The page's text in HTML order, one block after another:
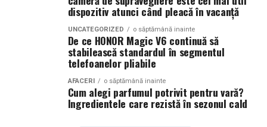
Abonamentele sunt disponibile pe summerwell.ro la
pretul de 513 lei. De asemenea, pot fi achizitionate
bilete de o zi la pretul de 351 lei pentru vineri si
sambata, respectiv 426.6 lei pentru duminica.
Summer Well si-a pastrat identitatea: un eveniment
construit in jurul curiozitatii, al comunitatilor creative si
al experientelor care merg dincolo de muzica.
Editia aniversara marcheaza 15 ani in care festivalul a
devenit unul dintre cele mai importante repere ale verii,
un loc unde cultura pop, estetica contemporana si
muzica se intalnesc firesc.
dispozitiv atunci când pleacă în vacanță
UNCATEGORIZED o săptămână inainte
De ce HONOR Magic V6 continuă să
stabilească standardul în segmentul
telefoanelor pliabile
AFACERI o săptămână inainte
Cum alegi parfumul potrivit pentru vară?
Ingredientele care rezistă în sezonul cald